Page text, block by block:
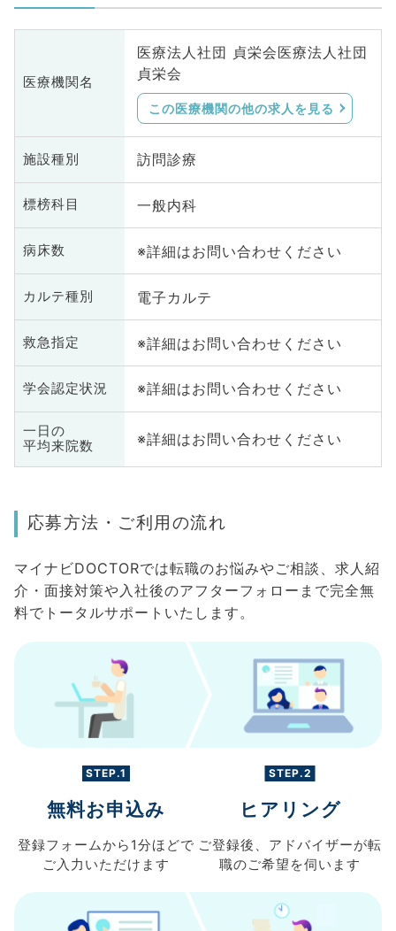
医療機関名
医療法人社団 貞栄会医療法人社団
貞栄会
この医療機関の他の求人を見る
施設種別 訪問診療
標榜科目 一般内科
病床数 ※詳細はお問い合わせください
カルテ種別 電子カルテ
救急指定 ※詳細はお問い合わせください
学会認定状況 ※詳細はお問い合わせください
一日の
平均来院数
※詳細はお問い合わせください
応募方法・ご利用の流れ
マイナビDOCTORでは転職のお悩みやご相談、求人紹
介・面接対策や入社後のアフターフォローまで完全無
料でトータルサポートいたします。
STEP.1
無料お申込み
登録フォームから 1分ほどで
ご入力 いただけます
STEP.2
ヒアリング
ご登録後、 アドバイザーが転
職のご希望を伺います